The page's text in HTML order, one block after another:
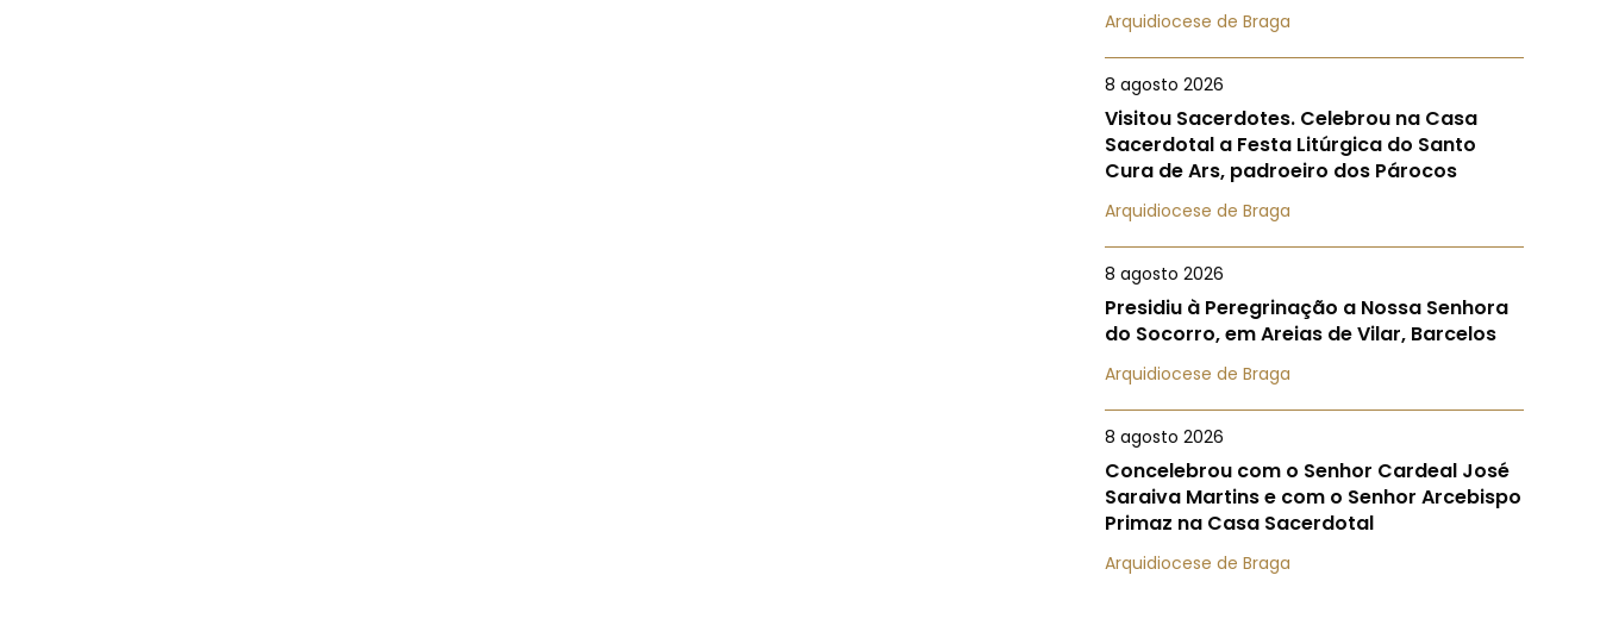
Arquidiocese de Braga
8 agosto 2026
Visitou Sacerdotes. Celebrou na Casa
Sacerdotal a Festa Litúrgica do Santo
Cura de Ars, padroeiro dos Párocos
Arquidiocese de Braga
8 agosto 2026
Presidiu à Peregrinação a Nossa Senhora
do Socorro, em Areias de Vilar, Barcelos
Arquidiocese de Braga
8 agosto 2026
Concelebrou com o Senhor Cardeal José
Saraiva Martins e com o Senhor Arcebispo
Primaz na Casa Sacerdotal
Arquidiocese de Braga